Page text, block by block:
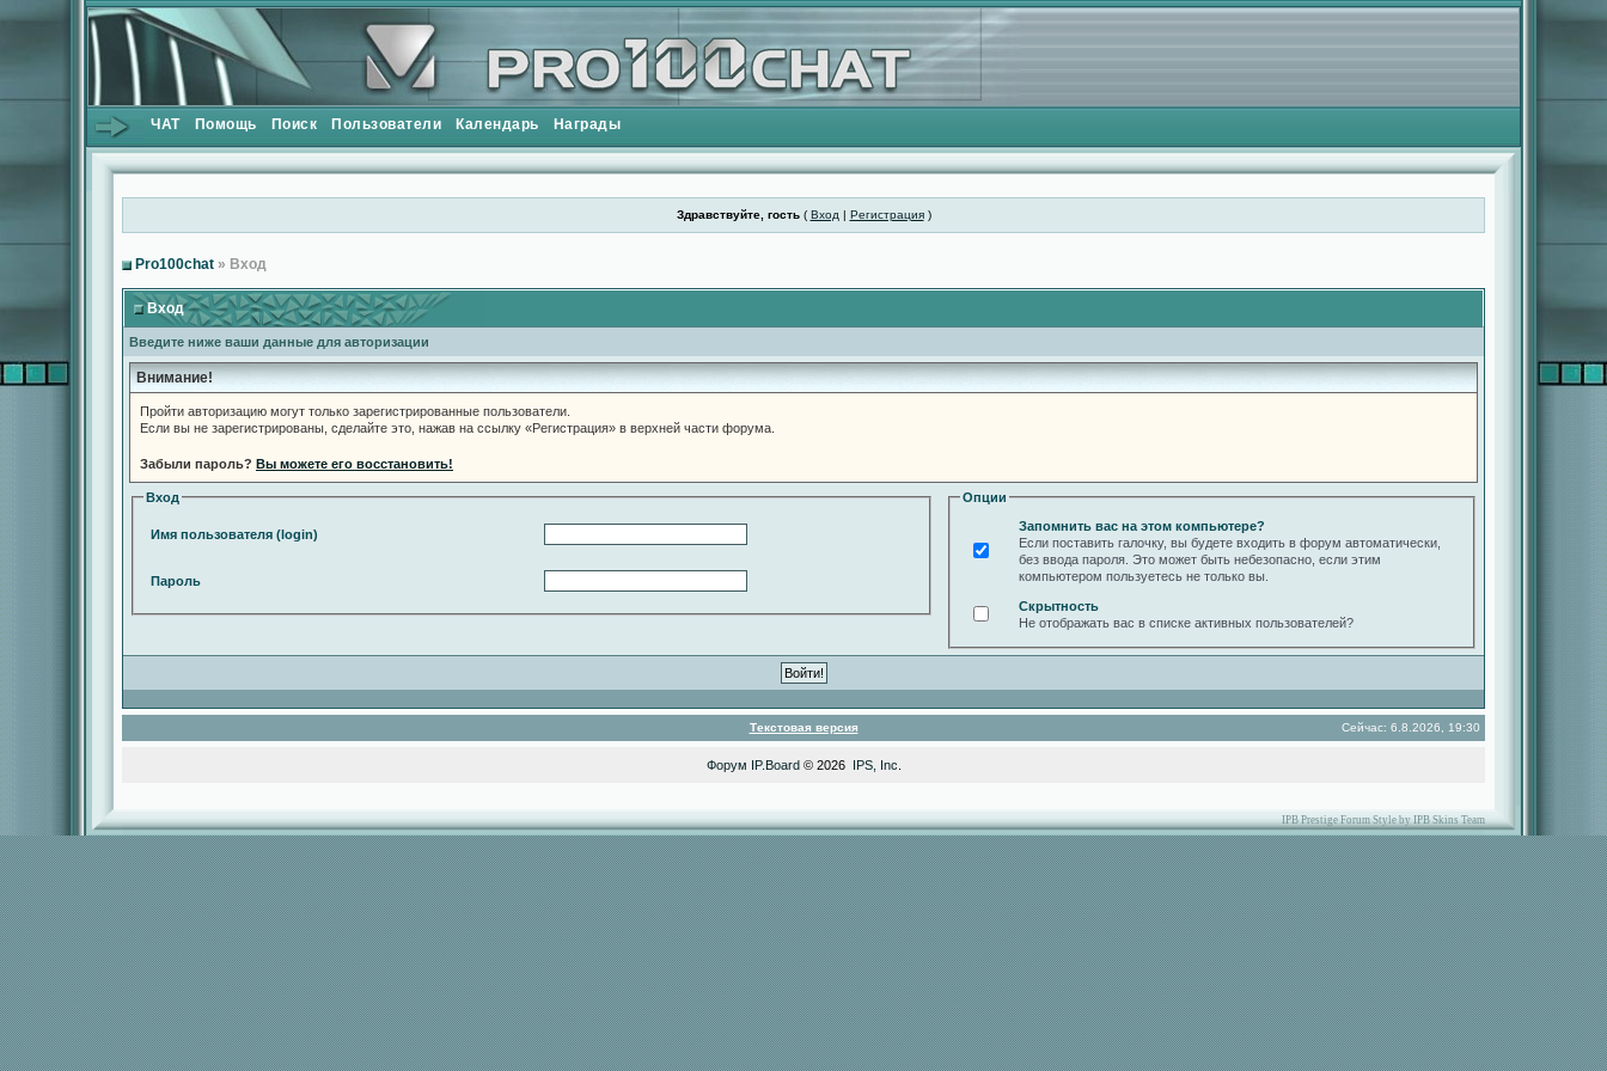
ЧАТ Помощь Поиск Пользователи Календарь Награды
Здравствуйте, гость( Вход | Регистрация)
Pro100chat » Вход
Вход
Введите ниже ваши данные для авторизации
Внимание!
Пройти авторизацию могут только зарегистрированные пользователи.
Если вы не зарегистрированы, сделайте это, нажав на ссылку «Регистрация» в верхней части форума.
Забыли пароль? Вы можете его восстановить!
Вход
Имя пользователя (login)
Пароль
Опции
Запомнить вас на этом компьютере?
Если поставить галочку, вы будете входить в форум автоматически,
без ввода пароля. Это может быть небезопасно, если этим
компьютером пользуетесь не только вы.
Скрытность
Не отображать вас в списке активных пользователей?
Текстовая версия Сейчас: 6.8.2026, 19:30
Форум IP.Board© 2026 IPS, Inc
IPB Prestige Forum Style by IPB Skins Team